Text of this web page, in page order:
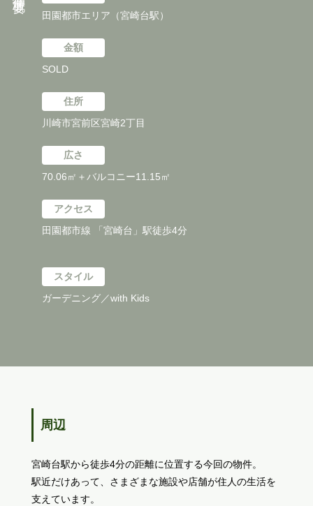
田園都市エリア（宮崎台駅）
金額
SOLD
住所
川崎市宮前区宮崎2丁目
広さ
70.06㎡＋バルコニー11.15㎡
アクセス
田園都市線 「宮崎台」駅徒歩4分
スタイル
ガーデニング／with Kids
周辺
宮崎台駅から徒歩4分の距離に位置する今回の物件。
駅近だけあって、さまざまな施設や店舗が住人の生活を
支えています。